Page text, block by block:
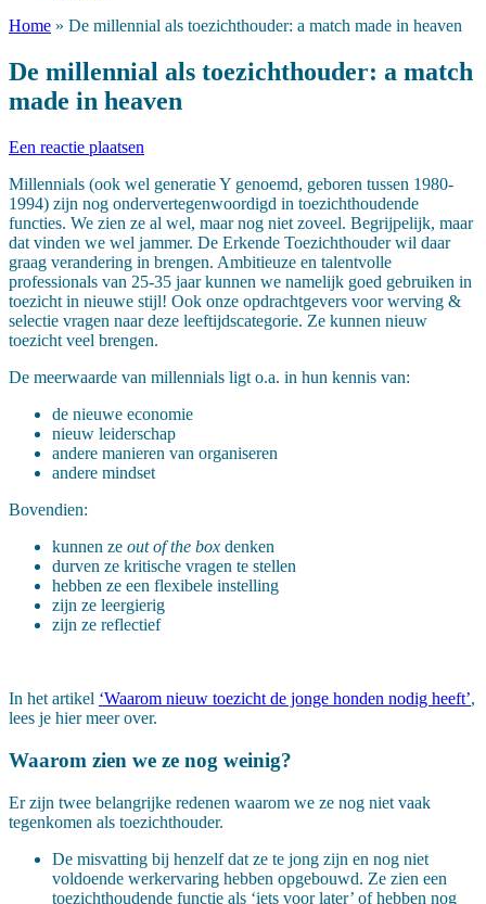
Home » De millennial als toezichthouder: a match made in heaven
De millennial als toezichthouder: a match
made in heaven
Een reactie plaatsen
Millennials (ook wel generatie Y genoemd, geboren tussen 1980-
1994) zijn nog ondervertegenwoordigd in toezichthoudende
functies. We zien ze al wel, maar nog niet zoveel. Begrijpelijk, maar
dat vinden we wel jammer. De Erkende Toezichthouder wil daar
graag verandering in brengen. Ambitieuze en talentvolle
professionals van 25-35 jaar kunnen we namelijk goed gebruiken in
toezicht in nieuwe stijl! Ook onze opdrachtgevers voor werving &
selectie vragen naar deze leeftijdscategorie. Ze kunnen nieuw
toezicht veel brengen.
De meerwaarde van millennials ligt o.a. in hun kennis van:
de nieuwe economie
nieuw leiderschap
andere manieren van organiseren
andere mindset
Bovendien:
kunnen ze out of the box denken
durven ze kritische vragen te stellen
hebben ze een flexibele instelling
zijn ze leergierig
zijn ze reflectief
In het artikel ‘Waarom nieuw toezicht de jonge honden nodig heeft’,
lees je hier meer over.
Waarom zien we ze nog weinig?
Er zijn twee belangrijke redenen waarom we ze nog niet vaak
tegenkomen als toezichthouder.
De misvatting bij henzelf dat ze te jong zijn en nog niet
voldoende werkervaring hebben opgebouwd. Ze zien een
toezichthoudende functie als ‘iets voor later’ of hebben nog